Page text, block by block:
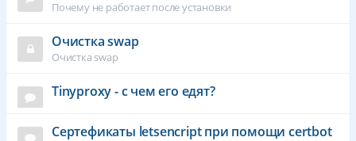
Почему не работает после установки
Очистка swap
Очистка swap
Tinyproxy - с чем его едят?
Сертефикаты letsencript при помощи certbot